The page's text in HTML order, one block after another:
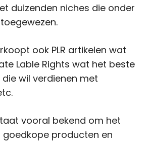
duizenden niches die onder
ook PLR artikelen wat
Lable Rights wat het beste
wil verdienen met
vooral bekend om het
goedkope producten en